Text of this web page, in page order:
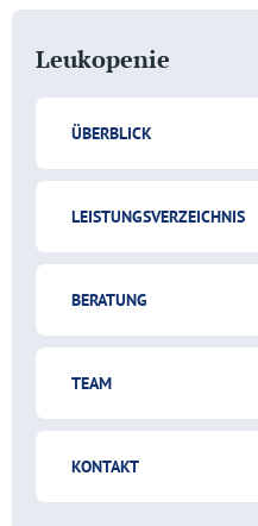
Leukopenie
ÜBERBLICK
LEISTUNGSVERZEICHNIS
BERATUNG
TEAM
KONTAKT